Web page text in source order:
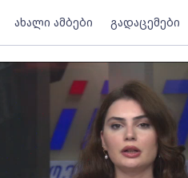
ახალი ამბები გადაცემები